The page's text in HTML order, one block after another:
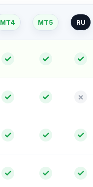
✓ ✓ ✓
✓ ✓ ×
✓ ✓ ✓
✓ ✓ ✓